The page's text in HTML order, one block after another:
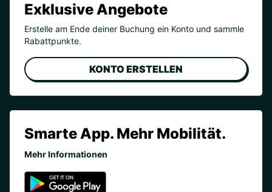
Exklusive Angebote
Erstelle am Ende deiner Buchung ein Konto und sammle
Rabattpunkte.
KONTO ERSTELLEN
Smarte App. Mehr Mobilität.
Mehr Informationen